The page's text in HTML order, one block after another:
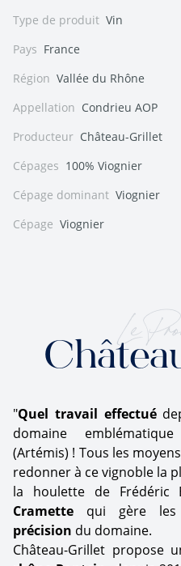
Type de produit Vin
Pays France
Région Vallée du Rhône
Appellation Condrieu AOP
Producteur Château-Grillet
Cépages 100% Viognier
Cépage dominant Viognier
Cépage Viognier
Le
"Quel travail effectué
domaine
(Artémis) ! Tous les
redonner à ce vignoble la
la houlette de Frédéric
Cramette qui gère
précision du domaine.
Château-Grillet propose